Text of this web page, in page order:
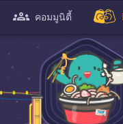
คอมมูนิตี้